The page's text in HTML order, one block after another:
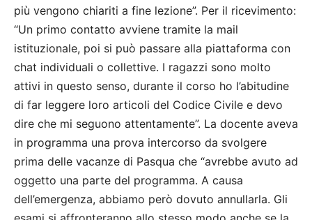
più vengono chiariti a fine lezione”. Per il ricevimento:
“Un primo contatto avviene tramite la mail
istituzionale, poi si può passare alla piattaforma con
chat individuali o collettive. I ragazzi sono molto
attivi in questo senso, durante il corso ho l’abitudine
di far leggere loro articoli del Codice Civile e devo
dire che mi seguono attentamente”. La docente aveva
in programma una prova intercorso da svolgere
prima delle vacanze di Pasqua che “avrebbe avuto ad
oggetto una parte del programma. A causa
dell’emergenza, abbiamo però dovuto annullarla. Gli